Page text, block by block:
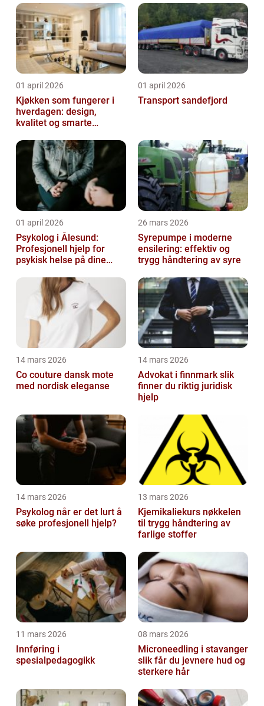
01 april 2026
Kjøkken som fungerer i
hverdagen: design,
kvalitet og smarte
01 april 2026
Transport sandefjord
01 april 2026
Psykolog i Ålesund:
Profesjonell hjelp for
psykisk helse på dine
26 mars 2026
Syrepumpe i moderne
ensilering: effektiv og
trygg håndtering av syre
14 mars 2026
Co couture dansk mote
med nordisk eleganse
14 mars 2026
Advokat i finnmark slik
finner du riktig juridisk
hjelp
14 mars 2026
Psykolog når er det lurt å
søke profesjonell hjelp?
13 mars 2026
Kjemikaliekurs nøkkelen
til trygg håndtering av
farlige stoffer
11 mars 2026
Innføring i
spesialpedagogikk
08 mars 2026
Microneedling i stavanger
slik får du jevnere hud og
sterkere hår